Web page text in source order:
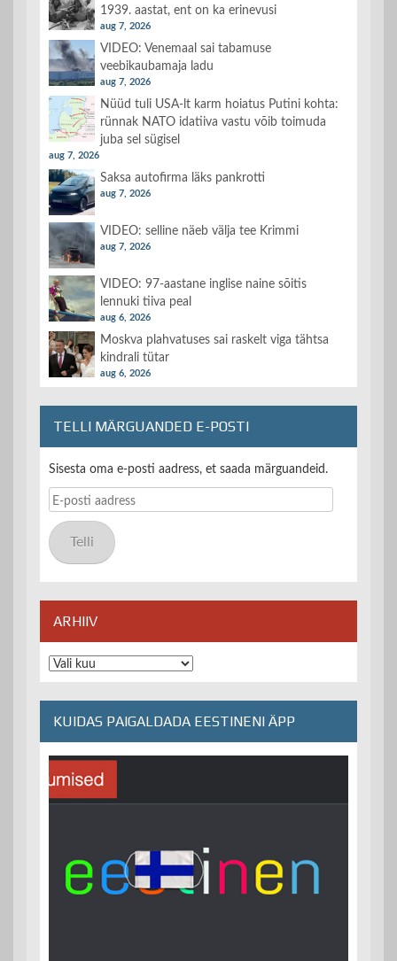
1939. aastat, ent on ka erinevusi
aug 7, 2026
VIDEO: Venemaal sai tabamuse
veebikaubamaja ladu
aug 7, 2026
Nüüd tuli USA-lt karm hoiatus Putini kohta:
rünnak NATO idatiiva vastu võib toimuda
juba sel sügisel
aug 7, 2026
Saksa autofirma läks pankrotti
aug 7, 2026
VIDEO: selline näeb välja tee Krimmi
aug 7, 2026
VIDEO: 97-aastane inglise naine sõitis
lennuki tiiva peal
aug 6, 2026
Moskva plahvatuses sai raskelt viga tähtsa
kindrali tütar
aug 6, 2026
TELLI MÄRGUANDED E-POSTI
Sisesta oma e-posti aadress, et saada märguandeid.
E-
posti
aadress
Telli
ARHIIV
Arhiiv
KUIDAS PAIGALDADA EESTINENI ÄPP